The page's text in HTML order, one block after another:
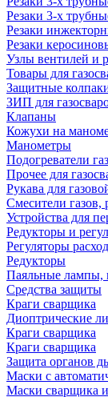
Резаки 3-х
Резаки
Резаки
Узлы вентилей и
Товары для
Защитные
ЗИП для
Клапаны
Кожухи на
Манометры
Подогреватели
Прочее для
Рукава для
Смесители газов,
Устройства для
Редукторы и
Регуляторы
Редукторы
Паяльные лампы,
Средства защиты
Краги сварщика
Диоптрические
Краги сварщика
Краги сварщика
Защита органов
Маски с
Маски сварщика